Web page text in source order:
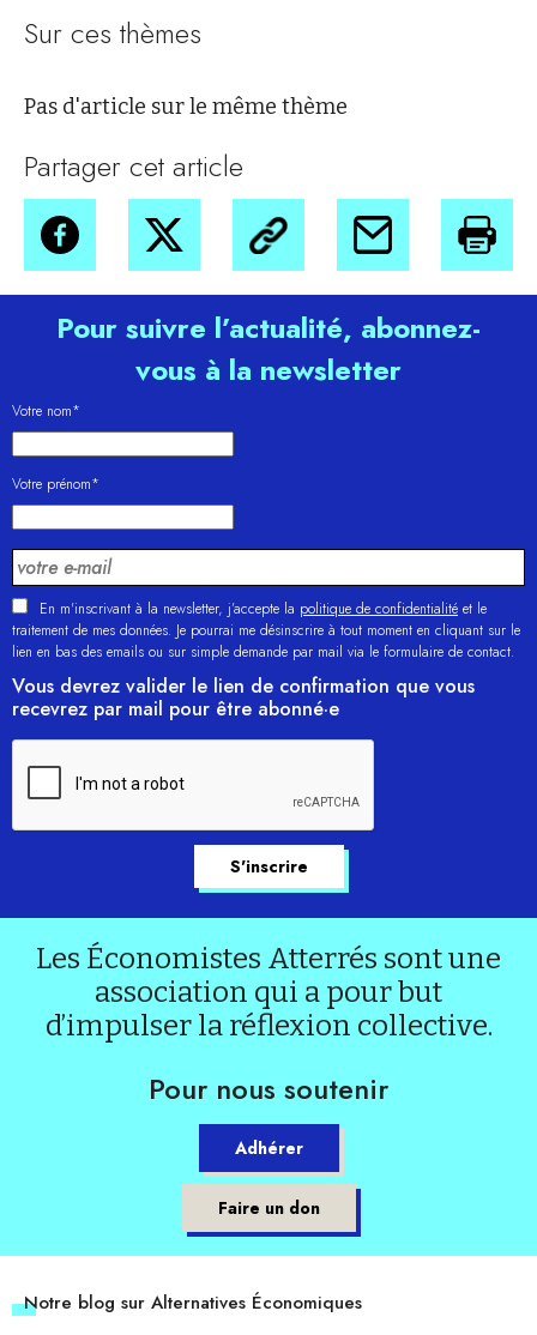
Sur ces thèmes
Pas d'article sur le même thème
Partager cet article
Pour suivre l’actualité, abonnez-
vous à la newsletter
Votre nom*
Votre prénom*
En m'inscrivant à la newsletter, j’accepte la politique de confidentialité et le
traitement de mes données. Je pourrai me désinscrire à tout moment en cliquant sur le
lien en bas des emails ou sur simple demande par mail via le formulaire de contact.
Vous devrez valider le lien de confirmation que vous
recevrez par mail pour être abonné·e
Les Économistes Atterrés sont une
association qui a pour but
d’impulser la réflexion collective.
Pour nous soutenir
Adhérer
Faire un don
Notre blog sur Alternatives Économiques